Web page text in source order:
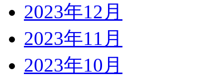
2023年12月
2023年11月
2023年10月